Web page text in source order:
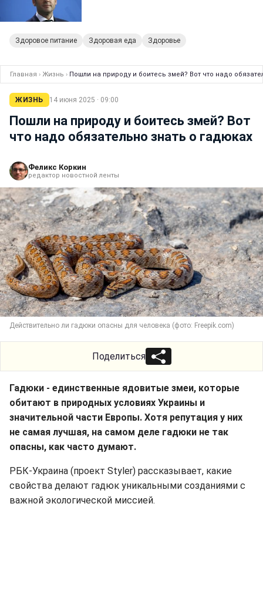
Здоровое питание Здоровая еда Здоровье
Главная › Жизнь › Пошли на природу и боитесь змей? Вот что надо
ЖИЗНЬ 14 июня 2025 · 09:00
Пошли на природу и боитесь змей? Вот
что надо обязательно знать о гадюках
Феликс Коркин
редактор новостной ленты
Действительно ли гадюки опасны для человека (фото: Freepik.com)
Поделиться
Гадюки - единственные ядовитые змеи, которые
обитают в природных условиях Украины и
значительной части Европы. Хотя репутация у них
не самая лучшая, на самом деле гадюки не так
опасны, как часто думают.
РБК-Украина (проект Styler) рассказывает, какие
свойства делают гадюк уникальными созданиями с
важной экологической миссией.